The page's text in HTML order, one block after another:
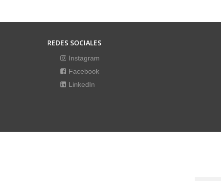
REDES SOCIALES
Instagram
Facebook
LinkedIn